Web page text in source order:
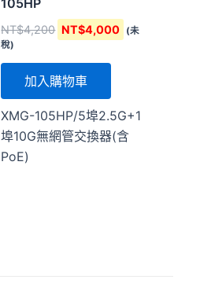
NT$4,200 NT$4,000
(未
稅)
加入購物車
XMG-105HP/5埠2.5G+1
埠10G無網管交換器(含
PoE)